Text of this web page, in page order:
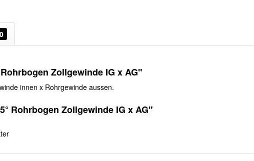
0
Zollgewinde IG x AG"
innen x Rohrgewinde aussen.
Rohrbogen Zollgewinde IG x AG"